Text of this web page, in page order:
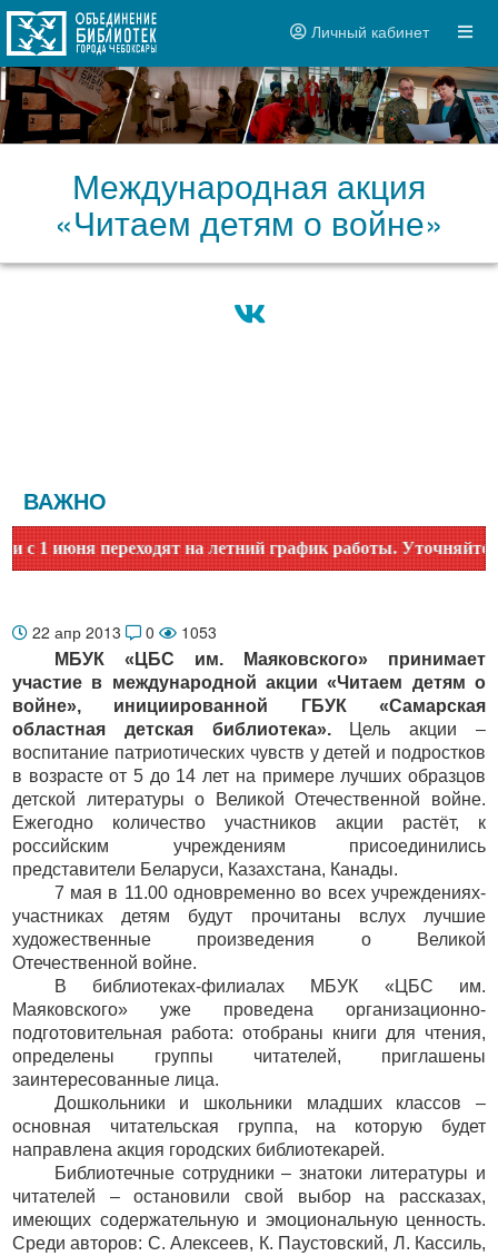
Личный кабинет
Международная акция
«Читаем детям о войне»
ВАЖНО
июня переходят на летний график работы. Уточняйте
22 апр 2013 0 1053
МБУК «ЦБС им. Маяковского» принимает
участие в международной акции «Читаем детям о
войне», инициированной ГБУК «Самарская
областная детская библиотека».
Цель акции –
воспитание патриотических чувств у детей и подростков
в возрасте от 5 до 14 лет на примере лучших образцов
детской литературы о Великой Отечественной войне.
Ежегодно количество участников акции растёт, к
российским учреждениям присоединились
представители Беларуси, Казахстана, Канады.
7 мая в 11.00 одновременно во всех учреждениях-
участниках детям будут прочитаны вслух лучшие
художественные произведения о Великой
Отечественной войне.
В библиотеках-филиалах МБУК «ЦБС им.
Маяковского» уже проведена организационно-
подготовительная работа: отобраны книги для чтения,
определены группы читателей, приглашены
заинтересованные лица.
Дошкольники и школьники младших классов –
основная читательская группа, на которую будет
направлена акция городских библиотекарей.
Библиотечные сотрудники – знатоки литературы и
читателей – остановили свой выбор на рассказах,
имеющих содержательную и эмоциональную ценность.
Среди авторов: С. Алексеев, К. Паустовский, Л. Кассиль,